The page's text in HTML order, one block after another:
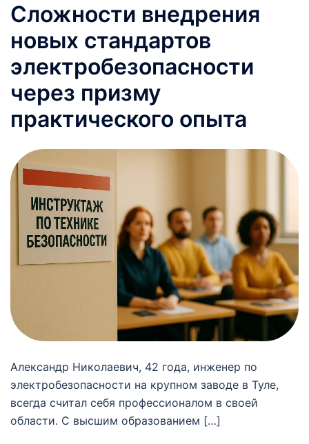
Сложности внедрения
новых стандартов
электробезопасности
через призму
практического опыта
Александр Николаевич, 42 года, инженер по
электробезопасности на крупном заводе в Туле,
всегда считал себя профессионалом в своей
области. С высшим образованием […]